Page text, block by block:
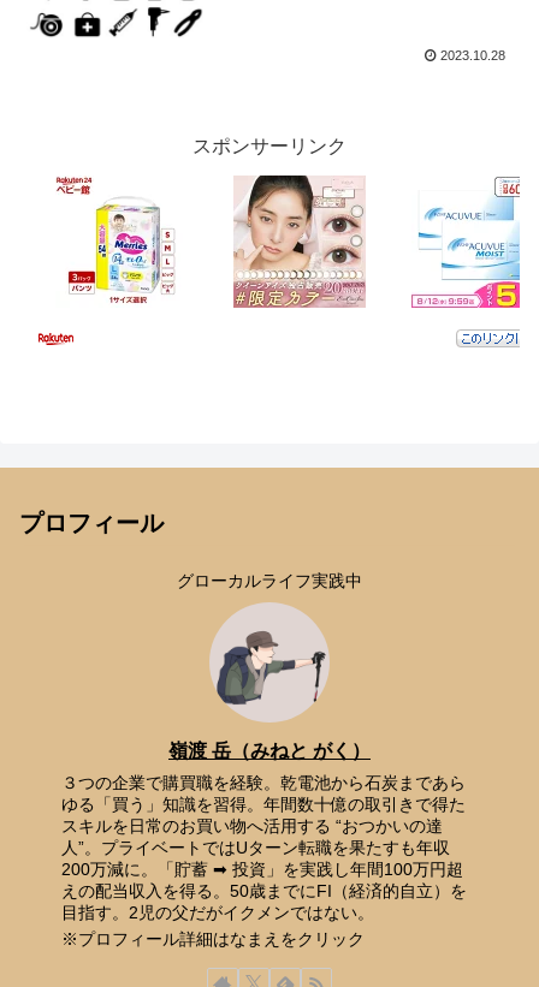
2023.10.28
スポンサーリンク
プロフィール
グローカルライフ実践中
嶺渡 岳（みねと がく）
３つの企業で購買職を経験。乾電池から石炭まであら
ゆる「買う」知識を習得。年間数十億の取引きで得た
スキルを日常のお買い物へ活用する “おつかいの達
人”。プライベートではUターン転職を果たすも年収
200万減に。「貯蓄 ➡ 投資」を実践し年間100万円超
えの配当収入を得る。50歳までにFI（経済的自立）を
目指す。2児の父だがイクメンではない。
※プロフィール詳細はなまえをクリック